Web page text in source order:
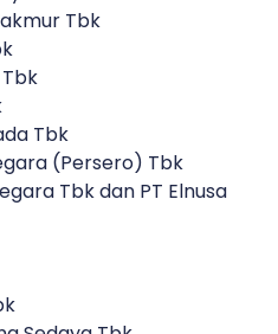
Tbk
Tbk
(Persero) Tbk
Tbk dan PT Elnusa